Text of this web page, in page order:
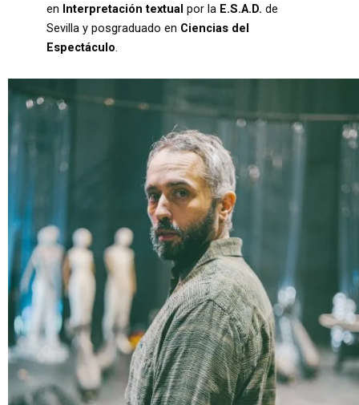
en Interpretación textual por la E.S.A.D. de
Sevilla y posgraduado en Ciencias del
Espectáculo.